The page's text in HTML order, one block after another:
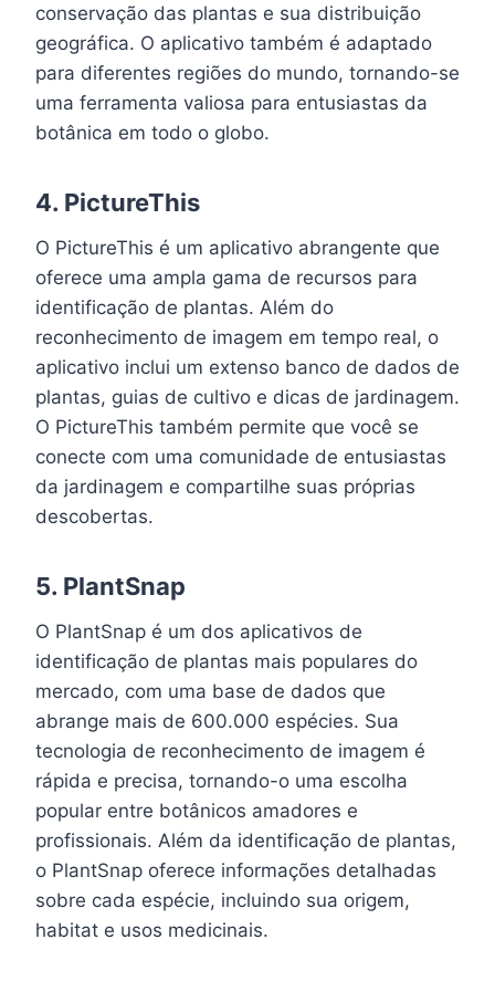
conservação das plantas e sua distribuição
geográfica. O aplicativo também é adaptado
para diferentes regiões do mundo, tornando-se
uma ferramenta valiosa para entusiastas da
botânica em todo o globo.
4. PictureThis
O PictureThis é um aplicativo abrangente que
oferece uma ampla gama de recursos para
identificação de plantas. Além do
reconhecimento de imagem em tempo real, o
aplicativo inclui um extenso banco de dados de
plantas, guias de cultivo e dicas de jardinagem.
O PictureThis também permite que você se
conecte com uma comunidade de entusiastas
da jardinagem e compartilhe suas próprias
descobertas.
5. PlantSnap
O PlantSnap é um dos aplicativos de
identificação de plantas mais populares do
mercado, com uma base de dados que
abrange mais de 600.000 espécies. Sua
tecnologia de reconhecimento de imagem é
rápida e precisa, tornando-o uma escolha
popular entre botânicos amadores e
profissionais. Além da identificação de plantas,
o PlantSnap oferece informações detalhadas
sobre cada espécie, incluindo sua origem,
habitat e usos medicinais.